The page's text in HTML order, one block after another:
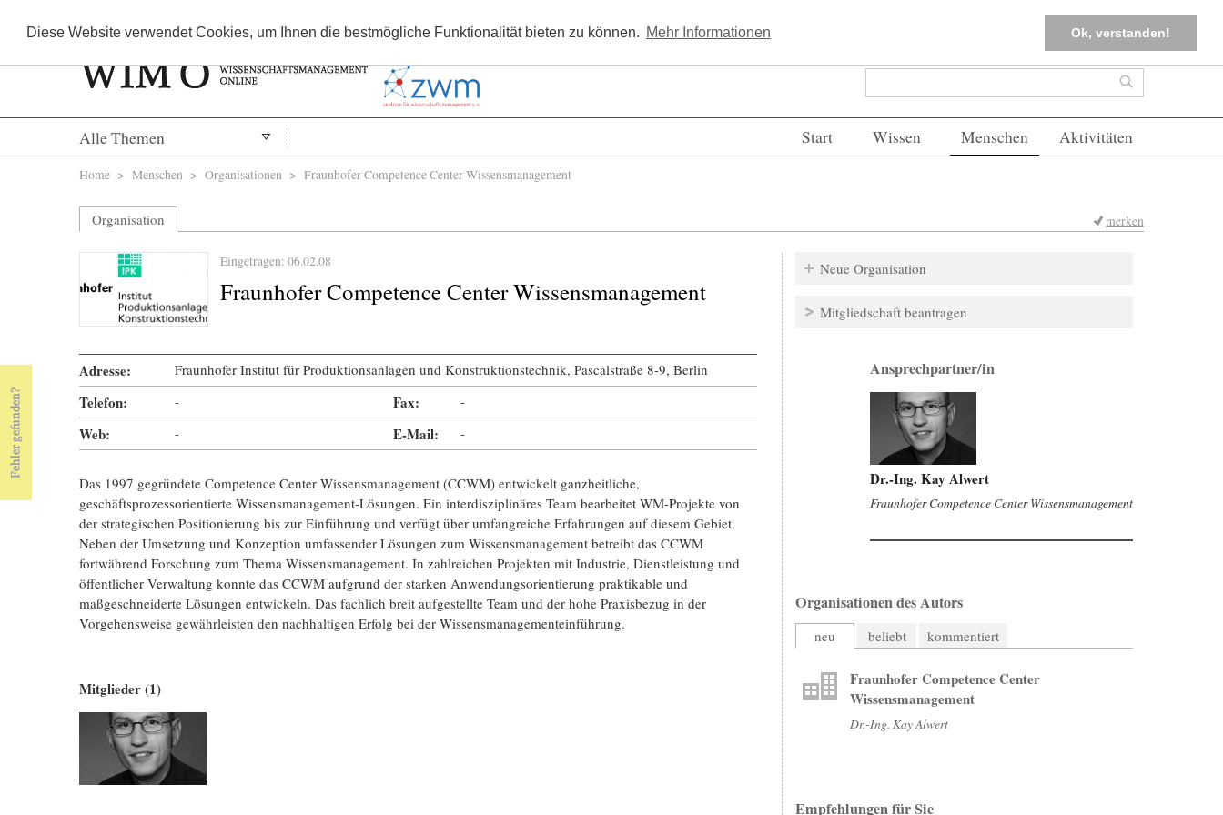
Diese Website verwendet Cookies, um Ihnen die bestmögliche Funktionalität bieten zu können. Mehr Informationen Ok, verstanden!
Kostenlos registrieren FAQs Einloggen
Suchformular Suche
Alle Themen Start Wissen Menschen Aktivitäten
Sie sind hier
Home > Menschen > Organisationen > Fraunhofer Competence Center Wissensmanagement
Organisation merken
Eingetragen: 06.02.08
Fraunhofer Competence Center Wissensmanagement
Adresse: Fraunhofer Institut für Produktionsanlagen und Konstruktionstechnik, Pascalstraße 8-9, Berlin
Telefon: - Fax: -
Web: - E-Mail: -
Das 1997 gegründete Competence Center Wissensmanagement (CCWM) entwickelt ganzheitliche,
geschäftsprozessorientierte Wissensmanagement-Lösungen. Ein interdisziplinäres Team bearbeitet WM-Projekte von
der strategischen Positionierung bis zur Einführung und verfügt über umfangreiche Erfahrungen auf diesem Gebiet.
Neben der Umsetzung und Konzeption umfassender Lösungen zum Wissensmanagement betreibt das CCWM
fortwährend Forschung zum Thema Wissensmanagement. In zahlreichen Projekten mit Industrie, Dienstleistung und
öffentlicher Verwaltung konnte das CCWM aufgrund der starken Anwendungsorientierung praktikable und
maßgeschneiderte Lösungen entwickeln. Das fachlich breit aufgestellte Team und der hohe Praxisbezug in der
Vorgehensweise gewährleisten den nachhaltigen Erfolg bei der Wissensmanagementeinführung.
Mitglieder (1)
Neue Organisation
Mitgliedschaft beantragen
Ansprechpartner/in
Dr.-Ing. Kay Alwert
Fraunhofer Competence Center Wissensmanagement
Organisationen des Autors
neu beliebt kommentiert
Fraunhofer Competence Center
Wissensmanagement
Dr.-Ing. Kay Alwert
Empfehlungen für Sie